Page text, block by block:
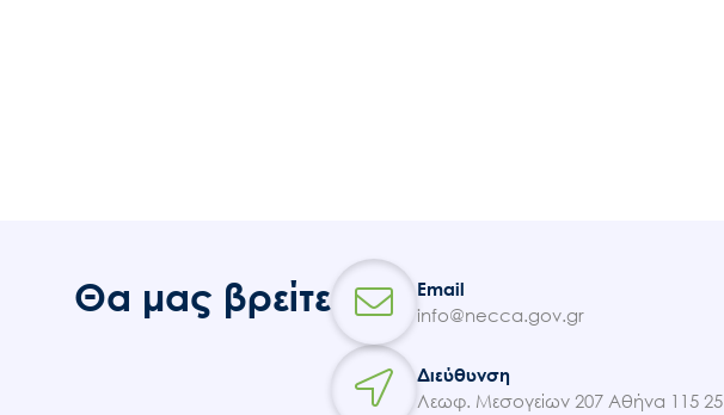
Θα μας βρείτε
Email
info@necca.gov.gr
Διεύθυνση
Λεωφ. Μεσογείων 207 Αθήνα 115 25